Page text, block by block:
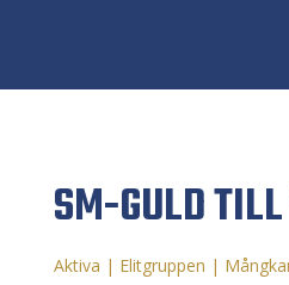
SM-GULD
Aktiva | Elitgruppen |